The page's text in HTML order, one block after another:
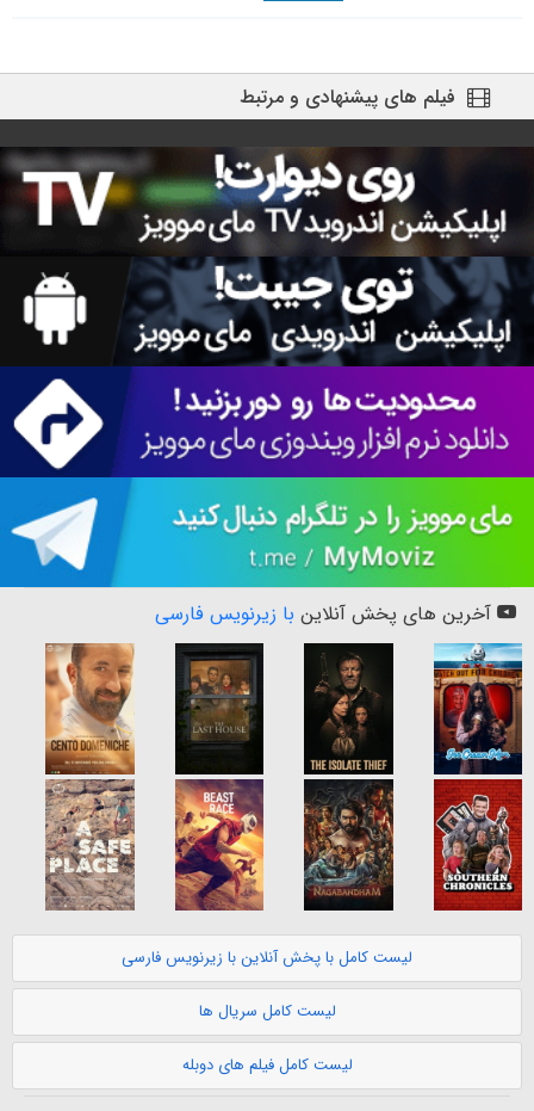
فیلم های پیشنهادی و مرتبط
آخرین های پخش آنلاین با زیرنویس فارسی
لیست کامل با پخش آنلاین با زیرنویس فارسی
لیست کامل سریال ها
لیست کامل فیلم های دوبله